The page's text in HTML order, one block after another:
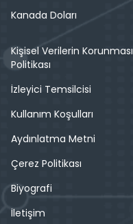
Kanada Doları
Kişisel Verilerin Korunması
Politikası
İzleyici Temsilcisi
Kullanım Koşulları
Aydınlatma Metni
Çerez Politikası
Biyografi
İletişim